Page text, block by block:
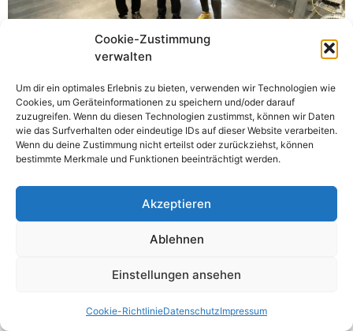
Cookie-Zustimmung
verwalten
Um dir ein optimales Erlebnis zu bieten, verwenden wir Technologien wie
Cookies, um Geräteinformationen zu speichern und/oder darauf
zuzugreifen. Wenn du diesen Technologien zustimmst, können wir Daten
wie das Surfverhalten oder eindeutige IDs auf dieser Website verarbeiten.
Wenn du deine Zustimmung nicht erteilst oder zurückziehst, können
bestimmte Merkmale und Funktionen beeinträchtigt werden.
Akzeptieren
Ablehnen
Einstellungen ansehen
Cookie-RichtlinieDatenschutzImpressum
Ein weiterer interessanter Besuch am Freitag, den 25.
Juni 2021, war mit Innenminister und
Landesvorsitzenden der SPD Thüringen Georg Maier
und Bundestagskandidaten Michael C. Müller war bei
Großbreitenbach. Hier werden PET-Flaschen recycelt
und wieder zu neuen Plastikfalschen hergestellt. Sogar